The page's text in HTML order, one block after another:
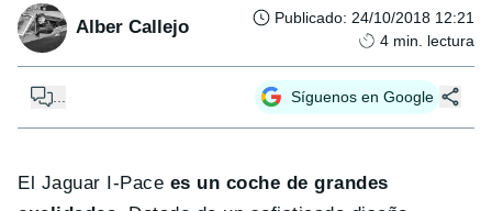
Alber Callejo Publicado: 24/10/2018 12:21
4 min. lectura
Síguenos en Google
El Jaguar I-Pace es un coche de grandes